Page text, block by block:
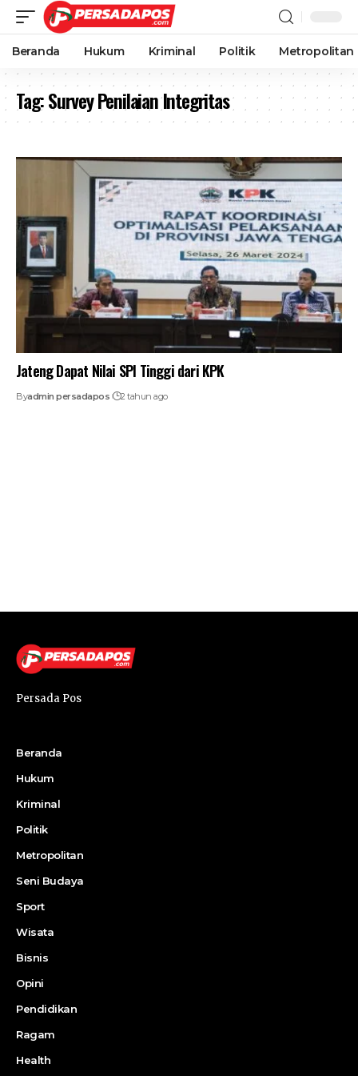
Beranda Hukum Kriminal Politik Metropolitan
Tag:Survey Penilaian Integritas
Jateng Dapat Nilai SPI Tinggi dari KPK
Byadmin persadapos 2 tahun ago
Persada Pos
Beranda
Hukum
Kriminal
Politik
Metropolitan
Seni Budaya
Sport
Wisata
Bisnis
Opini
Pendidikan
Ragam
Health